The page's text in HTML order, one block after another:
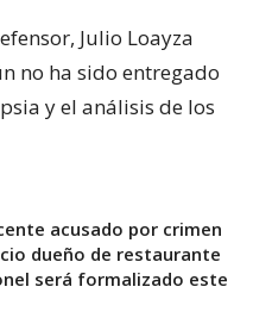
Julio Loayza
no ha sido entregado
y el análisis de los
acusado por crimen
dueño de restaurante
será formalizado este